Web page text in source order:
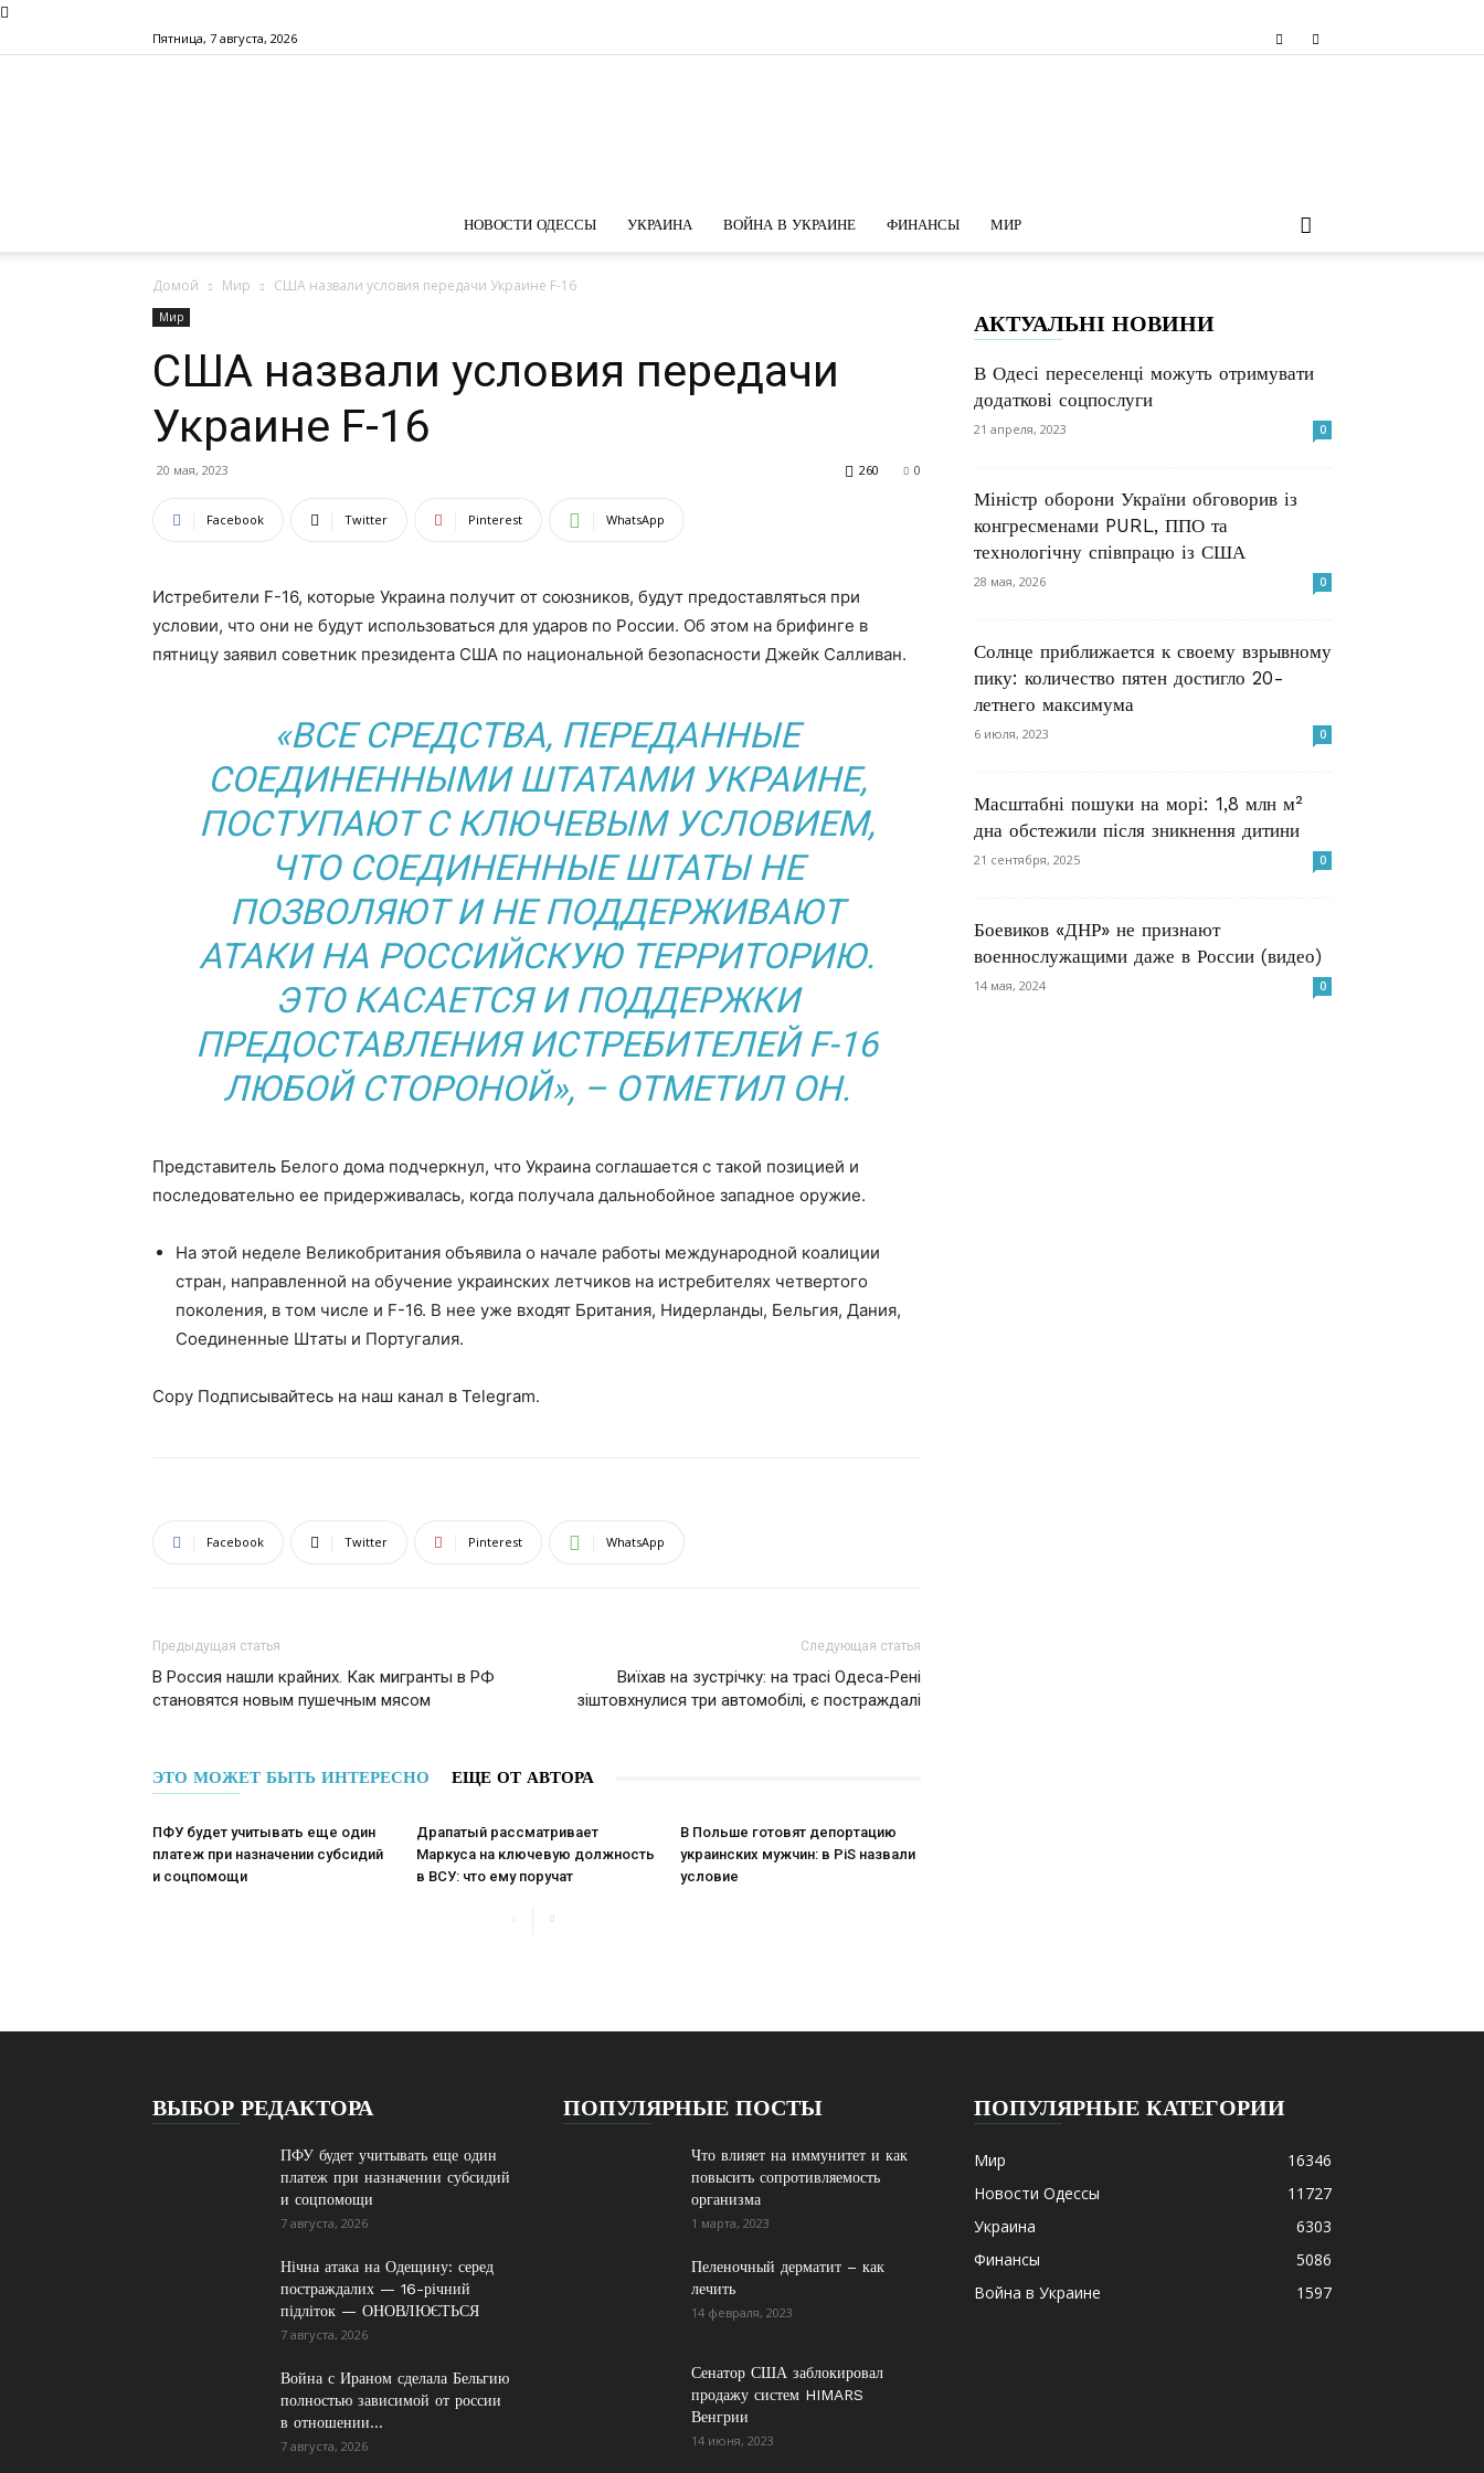
Пятница, 7 августа, 2026
НОВОСТИ ОДЕССЫ УКРАИНА ВОЙНА В УКРАИНЕ ФИНАНСЫ МИР
Домой Мир США назвали условия передачи Украине F-16
Мир
США назвали условия передачи
Украине F-16
20 мая, 2023 0
260
Facebook Twitter Pinterest WhatsApp
Истребители F-16, которые Украина получит от союзников, будут предоставляться при
условии, что они не будут использоваться для ударов по России. Об этом на брифинге в
пятницу заявил советник президента США по национальной безопасности Джейк Салливан.
«ВСЕ СРЕДСТВА, ПЕРЕДАННЫЕ
СОЕДИНЕННЫМИ ШТАТАМИ УКРАИНЕ,
ПОСТУПАЮТ С КЛЮЧЕВЫМ УСЛОВИЕМ,
ЧТО СОЕДИНЕННЫЕ ШТАТЫ НЕ
ПОЗВОЛЯЮТ И НЕ ПОДДЕРЖИВАЮТ
АТАКИ НА РОССИЙСКУЮ ТЕРРИТОРИЮ.
ЭТО КАСАЕТСЯ И ПОДДЕРЖКИ
ПРЕДОСТАВЛЕНИЯ ИСТРЕБИТЕЛЕЙ F-16
ЛЮБОЙ СТОРОНОЙ», – ОТМЕТИЛ ОН.
Представитель Белого дома подчеркнул, что Украина соглашается с такой позицией и
последовательно ее придерживалась, когда получала дальнобойное западное оружие.
На этой неделе Великобритания объявила о начале работы международной коалиции
стран, направленной на обучение украинских летчиков на истребителях четвертого
поколения, в том числе и F-16. В нее уже входят Британия, Нидерланды, Бельгия, Дания,
Соединенные Штаты и Португалия.
Copy Подписывайтесь на наш канал в Telegram.
Facebook Twitter Pinterest WhatsApp
Предыдущая статья
В Россия нашли крайних. Как мигранты в РФ
становятся новым пушечным мясом
Следующая статья
Виїхав на зустрічку: на трасі Одеса-Рені
зіштовхнулися три автомобілі, є постраждалі
ЭТО МОЖЕТ БЫТЬ ИНТЕРЕСНО ЕЩЕ ОТ АВТОРА
ПФУ будет учитывать еще один
платеж при назначении субсидий
и соцпомощи
Драпатый рассматривает
Маркуса на ключевую должность
в ВСУ: что ему поручат
В Польше готовят депортацию
украинских мужчин: в PiS назвали
условие
АКТУАЛЬНІ НОВИНИ
В Одесі переселенці можуть отримувати
додаткові соцпослуги
21 апреля, 2023 0
Міністр оборони України обговорив із
конгресменами PURL, ППО та
технологічну співпрацю із США
28 мая, 2026 0
Солнце приближается к своему взрывному
пику: количество пятен достигло 20-
летнего максимума
6 июля, 2023 0
Масштабні пошуки на морі: 1,8 млн м²
дна обстежили після зникнення дитини
21 сентября, 2025 0
Боевиков «ДНР» не признают
военнослужащими даже в России (видео)
14 мая, 2024 0
ВЫБОР РЕДАКТОРА
ПФУ будет учитывать еще один
платеж при назначении субсидий
и соцпомощи
7 августа, 2026
Нічна атака на Одещину: серед
постраждалих — 16-річний
підліток — ОНОВЛЮЄТЬСЯ
7 августа, 2026
Война с Ираном сделала Бельгию
полностью зависимой от россии
в отношении...
7 августа, 2026
ПОПУЛЯРНЫЕ ПОСТЫ
Что влияет на иммунитет и как
повысить сопротивляемость
организма
1 марта, 2023
Пеленочный дерматит – как
лечить
14 февраля, 2023
Сенатор США заблокировал
продажу систем HIMARS
Венгрии
14 июня, 2023
ПОПУЛЯРНЫЕ КАТЕГОРИИ
Мир
16346
Новости Одессы
11727
Украина
6303
Финансы
5086
Война в Украине
1597